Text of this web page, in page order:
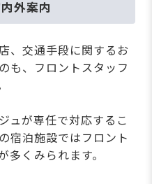
外案内
、交通手段に関するお
も、フロントスタッフ
ュが専任で対応するこ
宿泊施設ではフロント
多くみられます。